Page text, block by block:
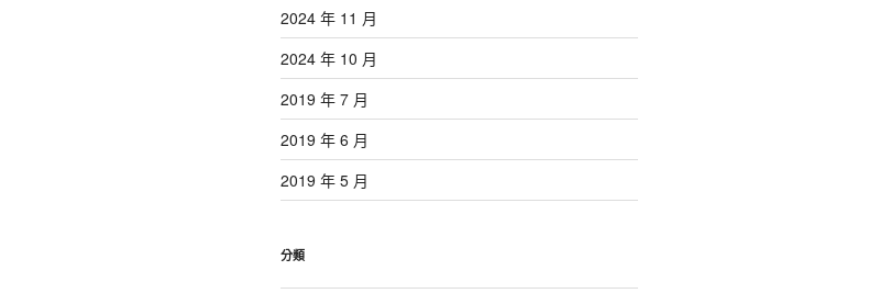
2024 年 11 月
2024 年 10 月
2019 年 7 月
2019 年 6 月
2019 年 5 月
分類